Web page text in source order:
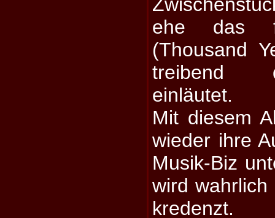
ehe das
(Thousand
treibend
einläutet.
Mit diesem
wieder ihre
Musik-Biz
wird
kredenzt.